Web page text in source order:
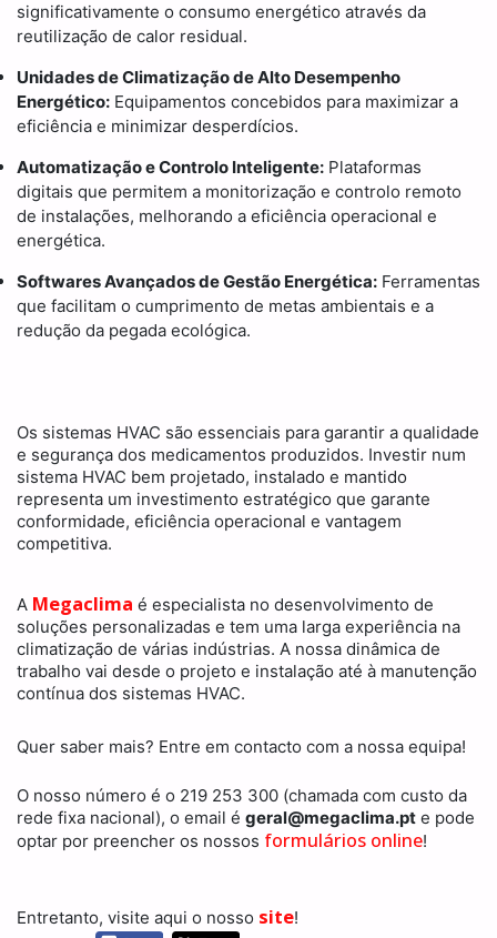
significativamente o consumo energético através da
reutilização de calor residual.
Unidades de Climatização de Alto Desempenho
Energético: Equipamentos concebidos para maximizar a
eficiência e minimizar desperdícios.
Automatização e Controlo Inteligente: Plataformas
digitais que permitem a monitorização e controlo remoto
de instalações, melhorando a eficiência operacional e
energética.
Softwares Avançados de Gestão Energética: Ferramentas
que facilitam o cumprimento de metas ambientais e a
redução da pegada ecológica.
Os sistemas HVAC são essenciais para garantir a qualidade
e segurança dos medicamentos produzidos. Investir num
sistema HVAC bem projetado, instalado e mantido
representa um investimento estratégico que garante
conformidade, eficiência operacional e vantagem
competitiva.
A Megaclima é especialista no desenvolvimento de
soluções personalizadas e tem uma larga experiência na
climatização de várias indústrias. A nossa dinâmica de
trabalho vai desde o projeto e instalação até à manutenção
contínua dos sistemas HVAC.
Quer saber mais? Entre em contacto com a nossa equipa!
O nosso número é o 219 253 300 (chamada com custo da
rede fixa nacional), o email é geral@megaclima.pt e pode
optar por preencher os nossos formulários online!
Entretanto, visite aqui o nosso site!